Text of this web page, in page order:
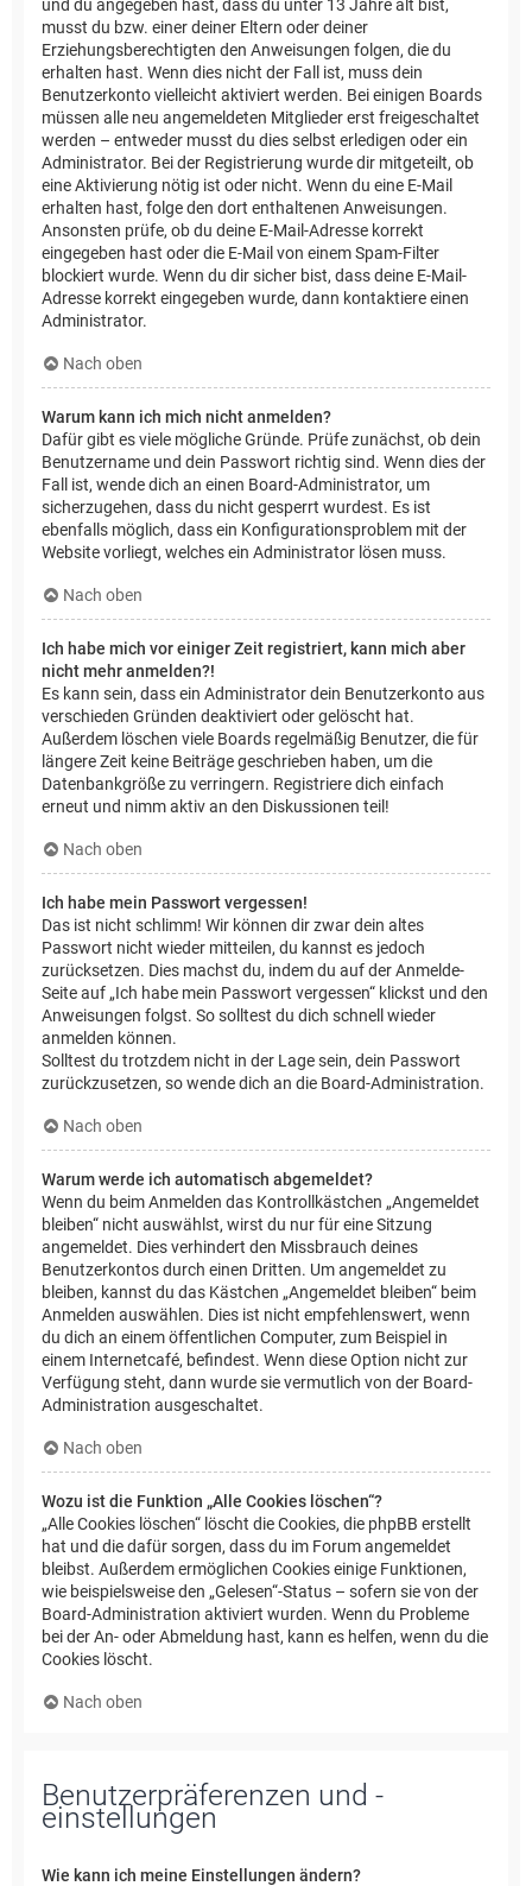
und du angegeben hast, dass du unter 13 Jahre alt bist,
musst du bzw. einer deiner Eltern oder deiner
Erziehungsberechtigten den Anweisungen folgen, die du
erhalten hast. Wenn dies nicht der Fall ist, muss dein
Benutzerkonto vielleicht aktiviert werden. Bei einigen Boards
müssen alle neu angemeldeten Mitglieder erst freigeschaltet
werden – entweder musst du dies selbst erledigen oder ein
Administrator. Bei der Registrierung wurde dir mitgeteilt, ob
eine Aktivierung nötig ist oder nicht. Wenn du eine E-Mail
erhalten hast, folge den dort enthaltenen Anweisungen.
Ansonsten prüfe, ob du deine E-Mail-Adresse korrekt
eingegeben hast oder die E-Mail von einem Spam-Filter
blockiert wurde. Wenn du dir sicher bist, dass deine E-Mail-
Adresse korrekt eingegeben wurde, dann kontaktiere einen
Administrator.
Nach oben
Warum kann ich mich nicht anmelden?
Dafür gibt es viele mögliche Gründe. Prüfe zunächst, ob dein
Benutzername und dein Passwort richtig sind. Wenn dies der
Fall ist, wende dich an einen Board-Administrator, um
sicherzugehen, dass du nicht gesperrt wurdest. Es ist
ebenfalls möglich, dass ein Konfigurationsproblem mit der
Website vorliegt, welches ein Administrator lösen muss.
Nach oben
Ich habe mich vor einiger Zeit registriert, kann mich aber
nicht mehr anmelden?!
Es kann sein, dass ein Administrator dein Benutzerkonto aus
verschieden Gründen deaktiviert oder gelöscht hat.
Außerdem löschen viele Boards regelmäßig Benutzer, die für
längere Zeit keine Beiträge geschrieben haben, um die
Datenbankgröße zu verringern. Registriere dich einfach
erneut und nimm aktiv an den Diskussionen teil!
Nach oben
Ich habe mein Passwort vergessen!
Das ist nicht schlimm! Wir können dir zwar dein altes
Passwort nicht wieder mitteilen, du kannst es jedoch
zurücksetzen. Dies machst du, indem du auf der Anmelde-
Seite auf „Ich habe mein Passwort vergessen“ klickst und den
Anweisungen folgst. So solltest du dich schnell wieder
anmelden können.
Solltest du trotzdem nicht in der Lage sein, dein Passwort
zurückzusetzen, so wende dich an die Board-Administration.
Nach oben
Warum werde ich automatisch abgemeldet?
Wenn du beim Anmelden das Kontrollkästchen „Angemeldet
bleiben“ nicht auswählst, wirst du nur für eine Sitzung
angemeldet. Dies verhindert den Missbrauch deines
Benutzerkontos durch einen Dritten. Um angemeldet zu
bleiben, kannst du das Kästchen „Angemeldet bleiben“ beim
Anmelden auswählen. Dies ist nicht empfehlenswert, wenn
du dich an einem öffentlichen Computer, zum Beispiel in
einem Internetcafé, befindest. Wenn diese Option nicht zur
Verfügung steht, dann wurde sie vermutlich von der Board-
Administration ausgeschaltet.
Nach oben
Wozu ist die Funktion „Alle Cookies löschen“?
„Alle Cookies löschen“ löscht die Cookies, die phpBB erstellt
hat und die dafür sorgen, dass du im Forum angemeldet
bleibst. Außerdem ermöglichen Cookies einige Funktionen,
wie beispielsweise den „Gelesen“-Status – sofern sie von der
Board-Administration aktiviert wurden. Wenn du Probleme
bei der An- oder Abmeldung hast, kann es helfen, wenn du die
Cookies löscht.
Nach oben
Benutzerpräferenzen und -
einstellungen
Wie kann ich meine Einstellungen ändern?